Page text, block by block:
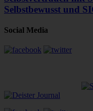
Selbstbewusst und
Social Media